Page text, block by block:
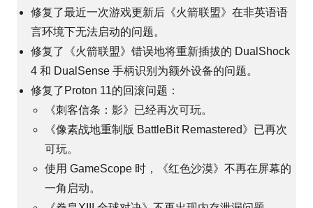
修复了最近一次游戏更新后《火箭联盟》在非英语语
言环境下无法启动的问题。
修复了《火箭联盟》错误地将重新插拔的 DualShock
4 和 DualSense 手柄识别为额外设备的问题。
修复了Proton 11的回滚问题：
《刺客信条：影》已经再次可玩。
《像素战地重制版 BattleBit Remastered》已再次
可玩。
使用 GameScope 时，《红色沙漠》不再在屏幕的
一角启动。